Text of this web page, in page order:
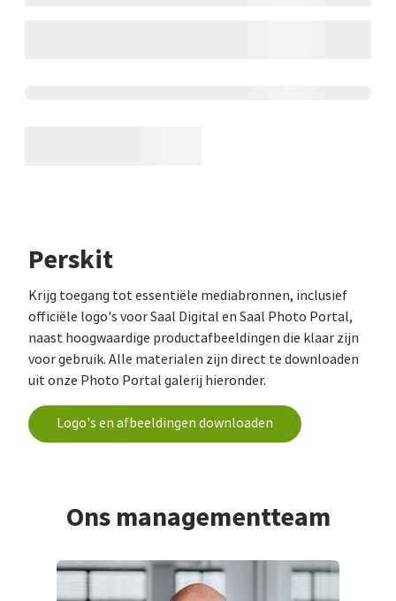
Perskit
Krijg toegang tot essentiële mediabronnen, inclusief
officiële logo's voor Saal Digital en Saal Photo Portal,
naast hoogwaardige productafbeeldingen die klaar zijn
voor gebruik. Alle materialen zijn direct te downloaden
uit onze Photo Portal galerij hieronder.
Logo's en afbeeldingen downloaden
Ons managementteam